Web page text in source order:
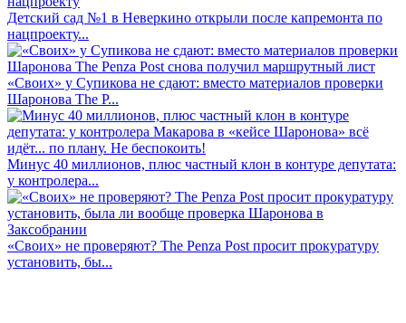
Детский сад №1 в Неверкино открыли после капремонта по
нацпроекту...
«Своих» у Супикова не сдают: вместо материалов проверки
Шаронова The P...
Минус 40 миллионов, плюс частный клон в контуре депутата:
у контролера...
«Своих» не проверяют? The Penza Post просит прокуратуру
установить, бы...